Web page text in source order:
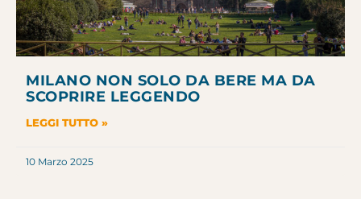
MILANO NON SOLO DA BERE MA DA
SCOPRIRE LEGGENDO
LEGGI TUTTO »
10 Marzo 2025